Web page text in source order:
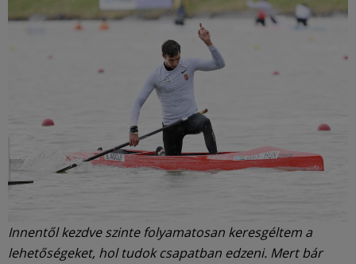
Innentől kezdve szinte folyamatosan keresgéltem a
lehetőségeket, hol tudok csapatban edzeni. Mert bár